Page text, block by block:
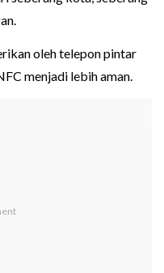
oleh telepon pintar
menjadi lebih aman.